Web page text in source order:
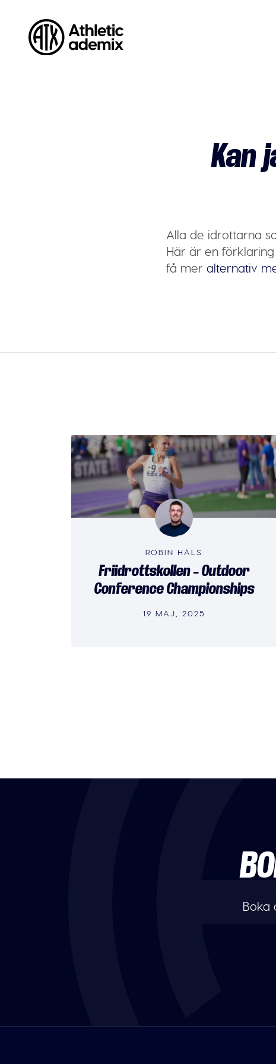
Kan
Alla de idrottarna
Här är en
få mer alternativ
ROBIN HALS
Friidrottskollen – Outdoor
Conference Championships
19 MAJ, 2025
Boka